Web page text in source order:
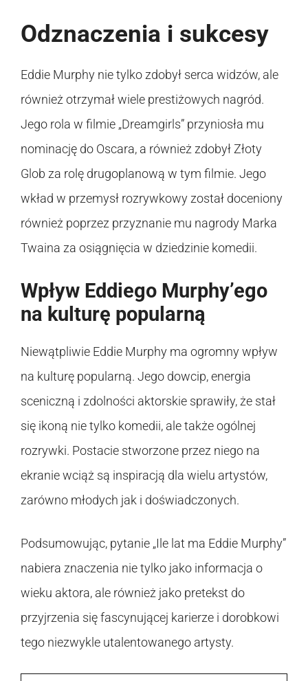
Odznaczenia i sukcesy
Eddie Murphy nie tylko zdobył serca widzów, ale
również otrzymał wiele prestiżowych nagród.
Jego rola w filmie „Dreamgirls” przyniosła mu
nominację do Oscara, a również zdobył Złoty
Glob za rolę drugoplanową w tym filmie. Jego
wkład w przemysł rozrywkowy został doceniony
również poprzez przyznanie mu nagrody Marka
Twaina za osiągnięcia w dziedzinie komedii.
Wpływ Eddiego Murphy’ego
na kulturę popularną
Niewątpliwie Eddie Murphy ma ogromny wpływ
na kulturę popularną. Jego dowcip, energia
sceniczną i zdolności aktorskie sprawiły, że stał
się ikoną nie tylko komedii, ale także ogólnej
rozrywki. Postacie stworzone przez niego na
ekranie wciąż są inspiracją dla wielu artystów,
zarówno młodych jak i doświadczonych.
Podsumowując, pytanie „Ile lat ma Eddie Murphy”
nabiera znaczenia nie tylko jako informacja o
wieku aktora, ale również jako pretekst do
przyjrzenia się fascynującej karierze i dorobkowi
tego niezwykle utalentowanego artysty.